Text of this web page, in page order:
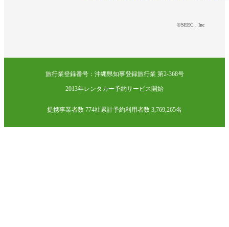
©SEEC . Inc
旅行業登録番号：沖縄県知事登録旅行業 第2-368号
2013年レンタカー予約サービス開始
提携事業者数 774社累計予約利用者数 3,769,265名